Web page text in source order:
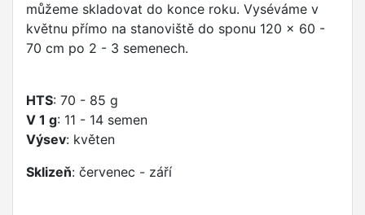
můžeme skladovat do konce roku. Vyséváme v
květnu přímo na stanoviště do sponu 120 x 60 -
70 cm po 2 - 3 semenech.
HTS: 70 - 85 g
V 1 g: 11 - 14 semen
Výsev: květen
Sklizeň: červenec - září